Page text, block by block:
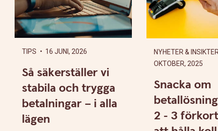
TIPS • 16 JUNI, 2026
Så säkerställer vi
stabila och trygga
betalningar – i alla
lägen
NYHETER &
OKTOBER, 2025
Snacka om
2 - 3